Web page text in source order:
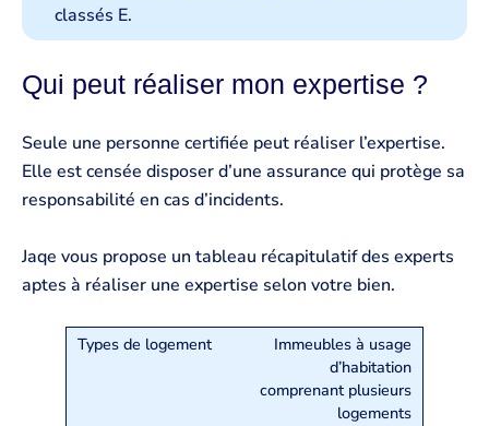
classés E.
Qui peut réaliser mon expertise ?
Seule une personne certifiée peut réaliser l’expertise.
Elle est censée disposer d’une assurance qui protège sa
responsabilité en cas d’incidents.
Jaqe vous propose un tableau récapitulatif des experts
aptes à réaliser une expertise selon votre bien.
Immeubles à usage
d’habitation
comprenant plusieurs
logements